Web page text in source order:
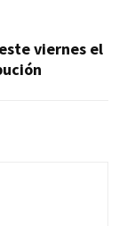
viernes el